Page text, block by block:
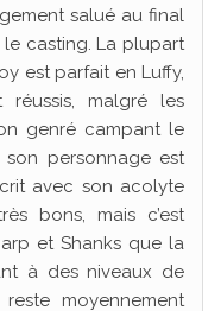
salué au final
le casting. La plupart
est parfait en Luffy,
réussis, malgré les
genré campant le
son personnage est
avec son acolyte
bons, mais c’est
et Shanks que la
à des niveaux de
moyennement